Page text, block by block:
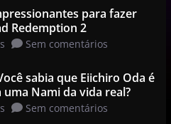
para fazer
Redemption 2
Sem comentários
sabia que Eiichiro Oda é
uma Nami da vida real?
Sem comentários